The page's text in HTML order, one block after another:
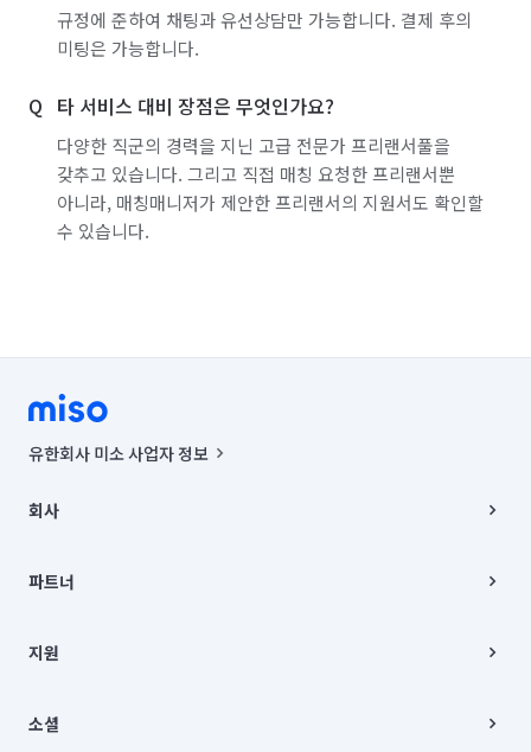
규정에 준하여 채팅과 유선상담만 가능합니다. 결제 후의
미팅은 가능합니다.
타 서비스 대비 장점은 무엇인가요?
다양한 직군의 경력을 지닌 고급 전문가 프리랜서풀을
갖추고 있습니다. 그리고 직접 매칭 요청한 프리랜서뿐
아니라, 매칭매니저가 제안한 프리랜서의 지원서도 확인할
수 있습니다.
유한회사 미소 사업자 정보
00019 |
주소 | 본사: 서울특별시 종로구 율곡로 6(중학동, 트윈트리빌딩) B동 5층
컨택센터 : 서울특별시 종로구 수송동 율곡로 24, 7층, 8층 미소
상품, 상품정보, 거래에 관한 의무와 책임은 거래당사자에게 있습니다.
언론 보도 관련 문의:
© 유한회사 미소. Miso, Inc. All Rights Reserved.
회사
채용
파트너
이사
지원
이용약관
소셜